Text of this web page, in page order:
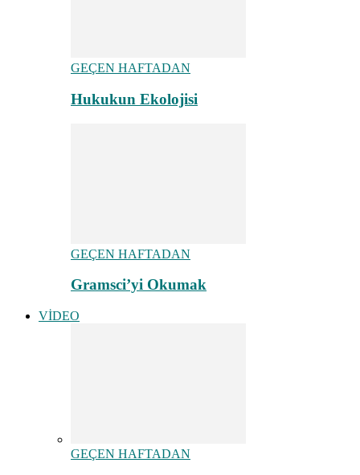
GEÇEN HAFTADAN
Hukukun Ekolojisi
GEÇEN HAFTADAN
Gramsci’yi Okumak
VİDEO
GEÇEN HAFTADAN